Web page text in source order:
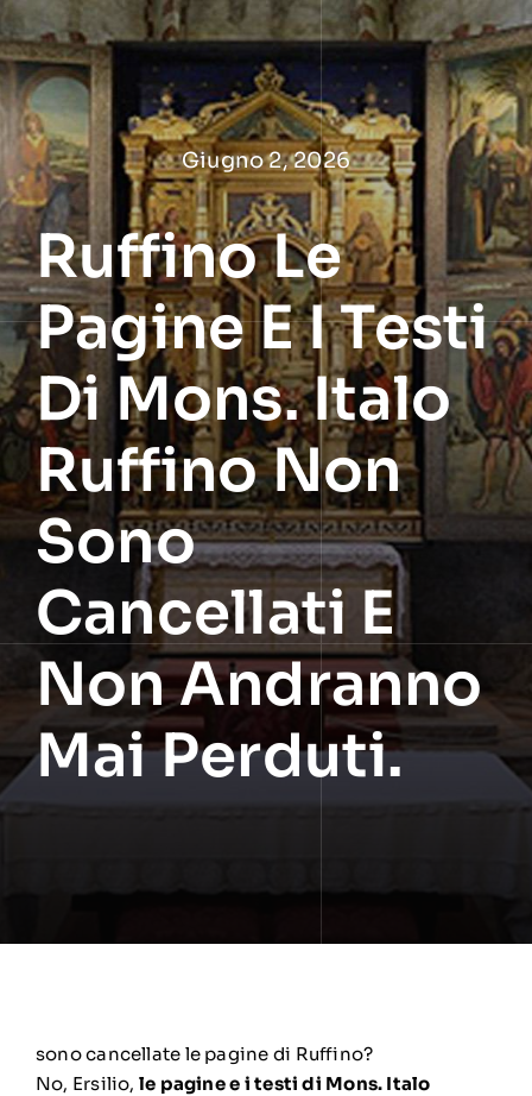
Salta
al
contenuto
Giugno 2, 2026
Ruffino Le
Pagine E I Testi
Di Mons. Italo
Ruffino Non
Sono
Cancellati E
Non Andranno
Mai Perduti.
sono cancellate le pagine di Ruffino?
No, Ersilio, le pagine e i testi di Mons. Italo